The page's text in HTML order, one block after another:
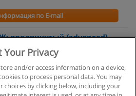
по E-mail
продвинутый (advanced)
по E-mail
Your Privacy
and/or access information on a device,
to process personal data. You may
choices by clicking below, including your